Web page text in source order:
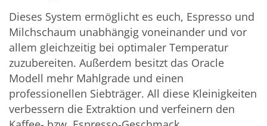
Dieses System ermöglicht es euch, Espresso und
Milchschaum unabhängig voneinander und vor
allem gleichzeitig bei optimaler Temperatur
zuzubereiten. Außerdem besitzt das Oracle
Modell mehr Mahlgrade und einen
professionellen Siebträger. All diese Kleinigkeiten
verbessern die Extraktion und verfeinern den